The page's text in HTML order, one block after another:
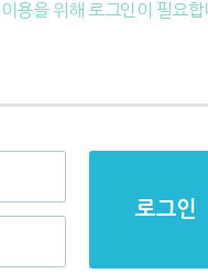
용을 위해 로그인이 필요합
로그인